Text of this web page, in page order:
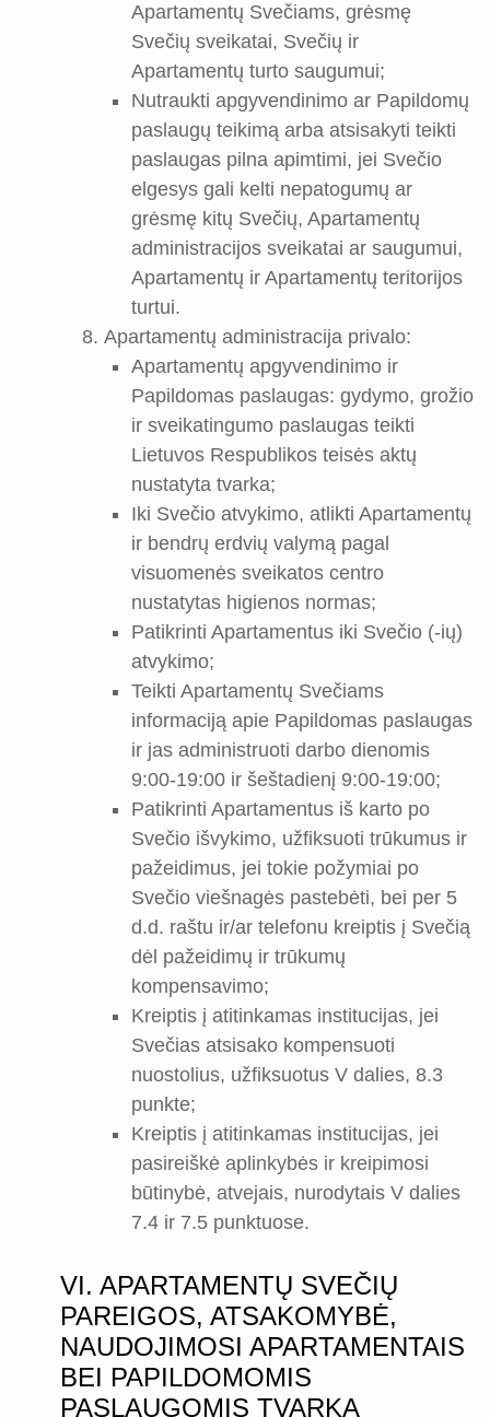
Apartamentų Svečiams, grėsmę
Svečių sveikatai, Svečių ir
Apartamentų turto saugumui;
Nutraukti apgyvendinimo ar Papildomų
paslaugų teikimą arba atsisakyti teikti
paslaugas pilna apimtimi, jei Svečio
elgesys gali kelti nepatogumų ar
grėsmę kitų Svečių, Apartamentų
administracijos sveikatai ar saugumui,
Apartamentų ir Apartamentų teritorijos
turtui.
Apartamentų administracija privalo:
Apartamentų apgyvendinimo ir
Papildomas paslaugas: gydymo, grožio
ir sveikatingumo paslaugas teikti
Lietuvos Respublikos teisės aktų
nustatyta tvarka;
Iki Svečio atvykimo, atlikti Apartamentų
ir bendrų erdvių valymą pagal
visuomenės sveikatos centro
nustatytas higienos normas;
Patikrinti Apartamentus iki Svečio (-ių)
atvykimo;
Teikti Apartamentų Svečiams
informaciją apie Papildomas paslaugas
ir jas administruoti darbo dienomis
9:00-19:00 ir šeštadienį 9:00-19:00;
Patikrinti Apartamentus iš karto po
Svečio išvykimo, užfiksuoti trūkumus ir
pažeidimus, jei tokie požymiai po
Svečio viešnagės pastebėti, bei per 5
d.d. raštu ir/ar telefonu kreiptis į Svečią
dėl pažeidimų ir trūkumų
kompensavimo;
Kreiptis į atitinkamas institucijas, jei
Svečias atsisako kompensuoti
nuostolius, užfiksuotus V dalies, 8.3
punkte;
Kreiptis į atitinkamas institucijas, jei
pasireiškė aplinkybės ir kreipimosi
būtinybė, atvejais, nurodytais V dalies
7.4 ir 7.5 punktuose.
VI. APARTAMENTŲ SVEČIŲ
PAREIGOS, ATSAKOMYBĖ,
NAUDOJIMOSI APARTAMENTAIS
BEI PAPILDOMOMIS
PASLAUGOMIS TVARKA